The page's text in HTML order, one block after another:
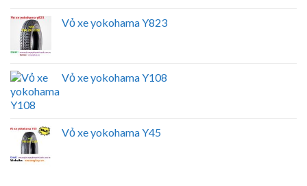
Vỏ xe yokohama Y823
Vỏ xe yokohama Y108
Vỏ xe yokohama Y45